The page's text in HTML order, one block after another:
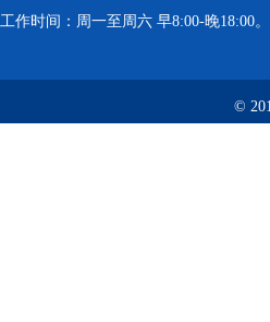
工作时间：周一至周六 早8:00-晚18:00
©